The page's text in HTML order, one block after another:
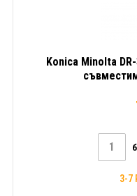
Konica Minolta
3-7